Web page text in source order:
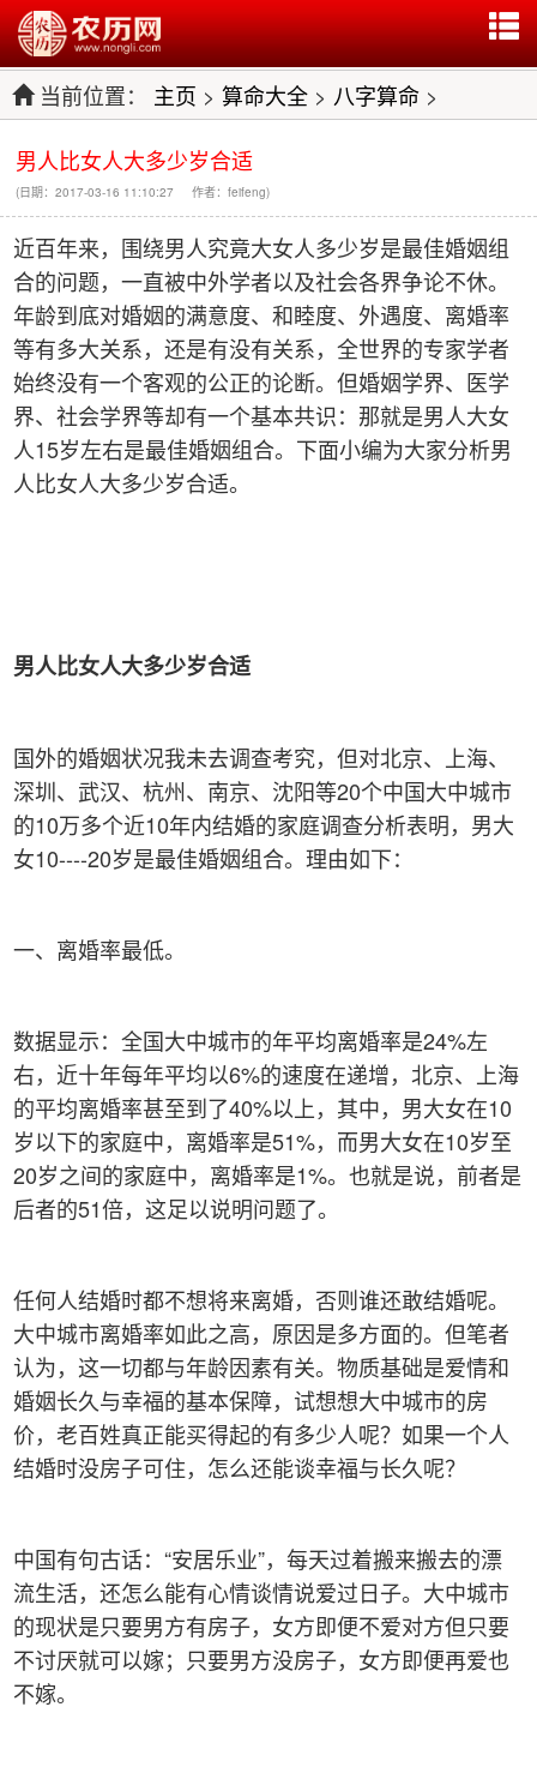
当前位置： 主页 > 算命大全 > 八字算命 >
男人比女人大多少岁合适
(日期：2017-03-16 11:10:27 作者：feifeng)
近百年来，围绕男人究竟大女人多少岁是最佳婚姻组
合的问题，一直被中外学者以及社会各界争论不休。
年龄到底对婚姻的满意度、和睦度、外遇度、离婚率
等有多大关系，还是有没有关系，全世界的专家学者
始终没有一个客观的公正的论断。但婚姻学界、医学
界、社会学界等却有一个基本共识：那就是男人大女
人15岁左右是最佳婚姻组合。下面小编为大家分析男
人比女人大多少岁合适。
男人比女人大多少岁合适
国外的婚姻状况我未去调查考究，但对北京、上海、
深圳、武汉、杭州、南京、沈阳等20个中国大中城市
的10万多个近10年内结婚的家庭调查分析表明，男大
女10----20岁是最佳婚姻组合。理由如下：
一、离婚率最低。
数据显示：全国大中城市的年平均离婚率是24%左
右，近十年每年平均以6%的速度在递增，北京、上海
的平均离婚率甚至到了40%以上，其中，男大女在10
岁以下的家庭中，离婚率是51%，而男大女在10岁至
20岁之间的家庭中，离婚率是1%。也就是说，前者是
后者的51倍，这足以说明问题了。
任何人结婚时都不想将来离婚，否则谁还敢结婚呢。
大中城市离婚率如此之高，原因是多方面的。但笔者
认为，这一切都与年龄因素有关。物质基础是爱情和
婚姻长久与幸福的基本保障，试想想大中城市的房
价，老百姓真正能买得起的有多少人呢？如果一个人
结婚时没房子可住，怎么还能谈幸福与长久呢？
中国有句古话：“安居乐业”，每天过着搬来搬去的漂
流生活，还怎么能有心情谈情说爱过日子。大中城市
的现状是只要男方有房子，女方即便不爱对方但只要
不讨厌就可以嫁；只要男方没房子，女方即便再爱也
不嫁。